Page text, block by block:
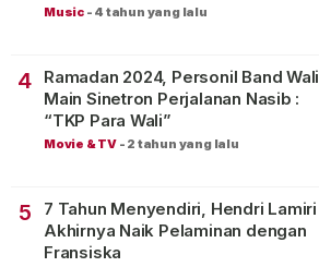
Music - 4 tahun yang lalu
4
Ramadan 2024, Personil Band Wali
Main Sinetron Perjalanan Nasib :
“TKP Para Wali”
Movie & TV - 2 tahun yang lalu
5
7 Tahun Menyendiri, Hendri Lamiri
Akhirnya Naik Pelaminan dengan
Fransiska